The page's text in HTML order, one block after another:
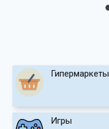
Гипермаркеты
Игры